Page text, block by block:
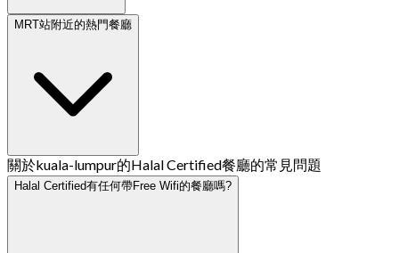
MRT站附近的熱門餐廳
關於kuala-lumpur的Halal Certified餐廳的常見問題
Halal Certified有任何帶Free Wifi的餐廳嗎?